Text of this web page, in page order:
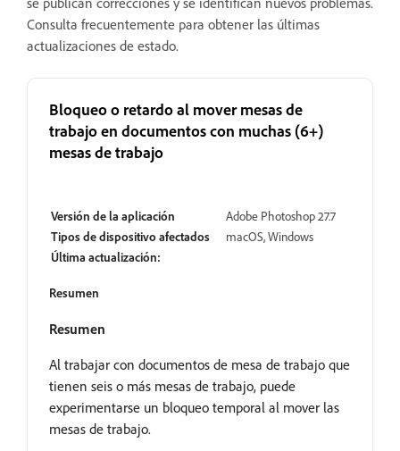
Consulta frecuentemente para obtener las últimas
actualizaciones de estado.
Bloqueo o retardo al mover mesas de
trabajo en documentos con muchas (6+)
mesas de trabajo
Versión de la aplicación
Adobe Photoshop 27.7
Tipos de dispositivo afectados
macOS, Windows
Última actualización:
Resumen
Resumen
Al trabajar con documentos de mesa de trabajo que
tienen seis o más mesas de trabajo, puede
experimentarse un bloqueo temporal al mover las
mesas de trabajo.